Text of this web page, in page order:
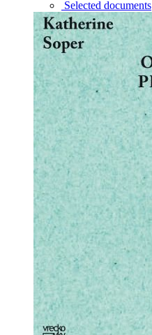
Selected documents